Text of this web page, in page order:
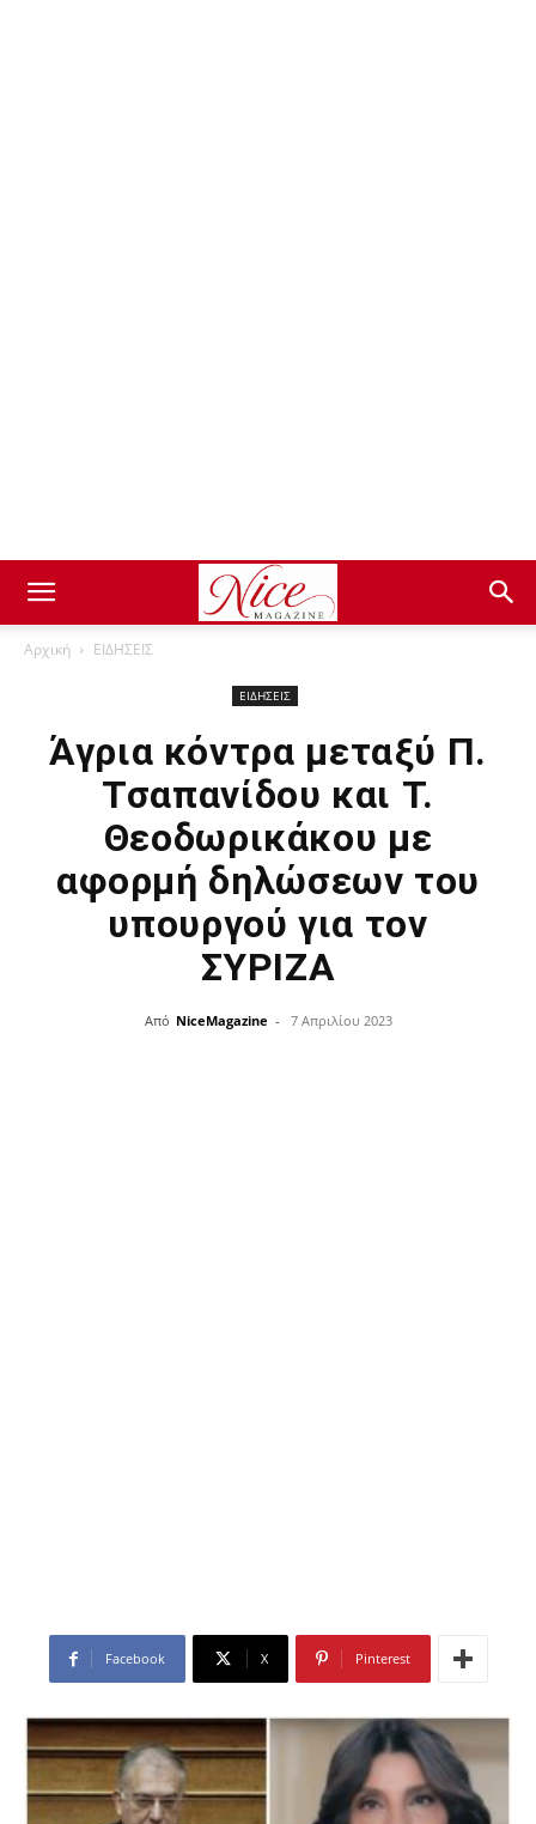
Αρχική ΕΙΔΗΣΕΙΣ
ΕΙΔΗΣΕΙΣ
Άγρια κόντρα μεταξύ Π.
Τσαπανίδου και Τ.
Θεοδωρικάκου με
αφορμή δηλώσεων του
υπουργού για τον
ΣΥΡΙΖΑ
Από NiceMagazine - 7 Απριλίου 2023
Facebook X Pinterest